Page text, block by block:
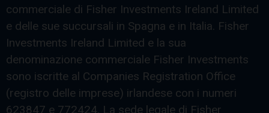
commerciale di Fisher Investments Ireland Limited
e delle sue succursali in Spagna e in Italia. Fisher
Investments Ireland Limited e la sua
denominazione commerciale Fisher Investments
sono iscritte al Companies Registration Office
(registro delle imprese) irlandese con i numeri
623847 e 772424. La sede legale di Fisher